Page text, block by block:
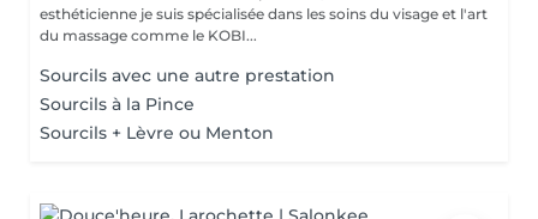
esthéticienne je suis spécialisée dans les soins du visage et l'art
du massage comme le KOBI...
Sourcils avec une autre prestation
Sourcils à la Pince
Sourcils + Lèvre ou Menton